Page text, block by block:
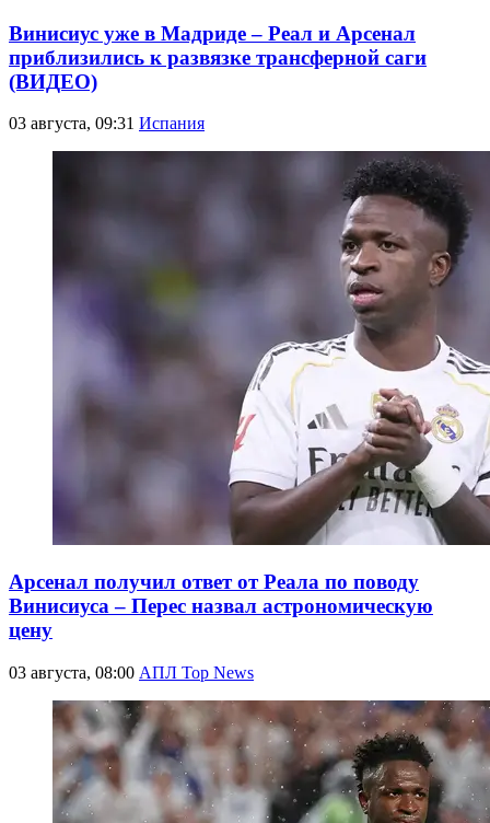
Винисиус уже в Мадриде – Реал и Арсенал
приблизились к развязке трансферной саги
(ВИДЕО)
03 августа, 09:31 Испания
Арсенал получил ответ от Реала по поводу
Винисиуса – Перес назвал астрономическую
цену
03 августа, 08:00 АПЛ Top News